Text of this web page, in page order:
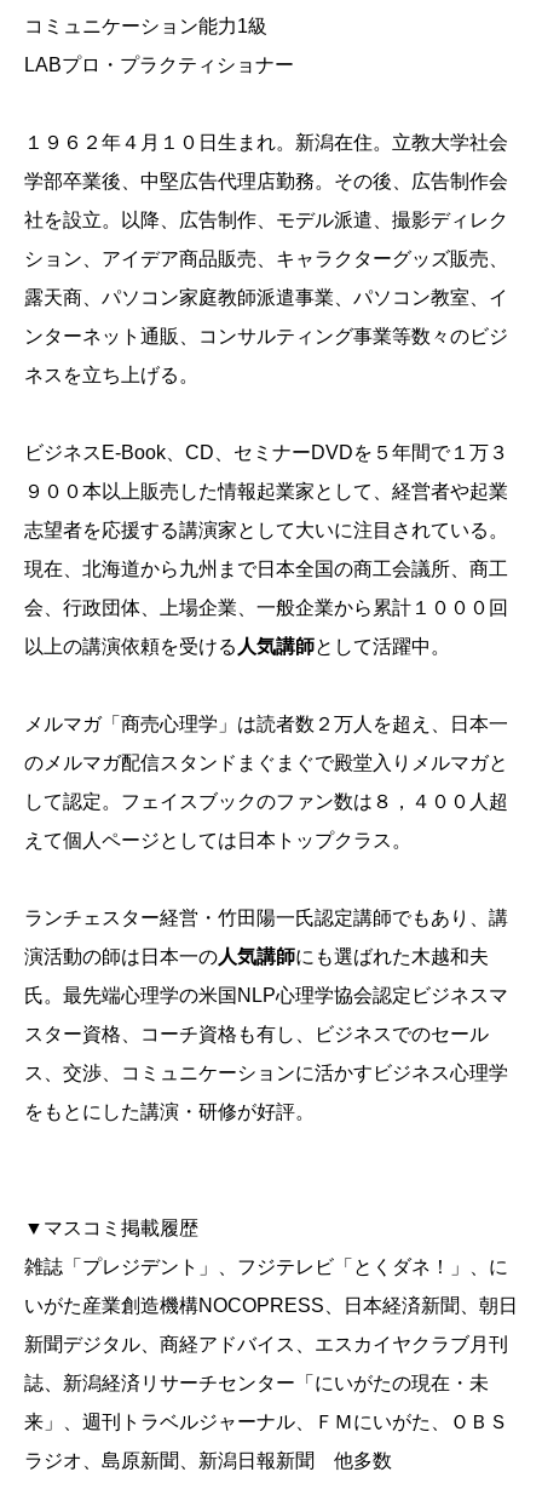
コミュニケーション能力1級
LABプロ・プラクティショナー
１９６２年４月１０日生まれ。新潟在住。立教大学社会
学部卒業後、中堅広告代理店勤務。その後、広告制作会
社を設立。以降、広告制作、モデル派遣、撮影ディレク
ション、アイデア商品販売、キャラクターグッズ販売、
露天商、パソコン家庭教師派遣事業、パソコン教室、イ
ンターネット通販、コンサルティング事業等数々のビジ
ネスを立ち上げる。
ビジネスE-Book、CD、セミナーDVDを５年間で１万３
９００本以上販売した情報起業家として、経営者や起業
志望者を応援する講演家として大いに注目されている。
現在、北海道から九州まで日本全国の商工会議所、商工
会、行政団体、上場企業、一般企業から累計１０００回
以上の講演依頼を受ける 人気講師として活躍中。
メルマガ「商売心理学」は読者数２万人を超え、日本一
のメルマガ配信スタンドまぐまぐで殿堂入りメルマガと
して認定。フェイスブックのファン数は８，４００人超
えて個人ページとしては日本トップクラス。
ランチェスター経営・竹田陽一氏認定講師でもあり、講
演活動の師は日本一の人気講師にも選ばれた木越和夫
氏。最先端心理学の米国NLP心理学協会認定ビジネスマ
スター資格、コーチ資格も有し、ビジネスでのセール
ス、交渉、コミュニケーションに活かすビジネス心理学
をもとにした講演・研修が好評。
▼マスコミ掲載履歴
雑誌「プレジデント」、フジテレビ「とくダネ！」、に
いがた産業創造機構NOCOPRESS、日本経済新聞、朝日
新聞デジタル、商経アドバイス、エスカイヤクラブ月刊
誌、新潟経済リサーチセンター「にいがたの現在・未
来」、週刊トラベルジャーナル、ＦＭにいがた、ＯＢＳ
ラジオ、島原新聞、新潟日報新聞 他多数